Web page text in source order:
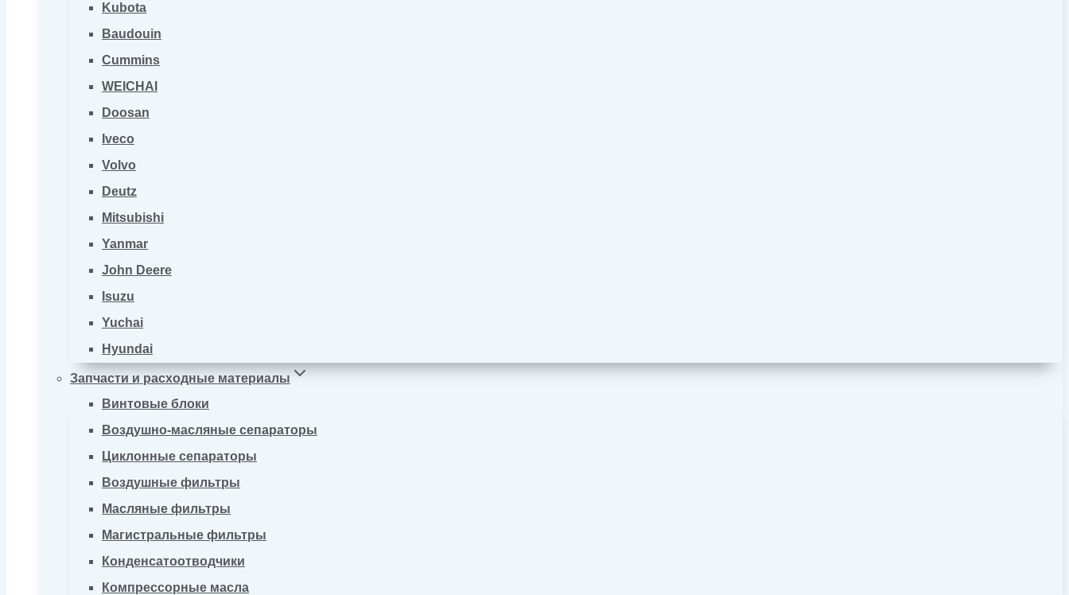
Kubota
Baudouin
Cummins
WEICHAI
Doosan
Iveco
Volvo
Deutz
Mitsubishi
Yanmar
John Deere
Isuzu
Yuchai
Hyundai
Запчасти и расходные материалы
Винтовые блоки
Воздушно-масляные сепараторы
Циклонные сепараторы
Воздушные фильтры
Масляные фильтры
Магистральные фильтры
Конденсатоотводчики
Компрессорные масла